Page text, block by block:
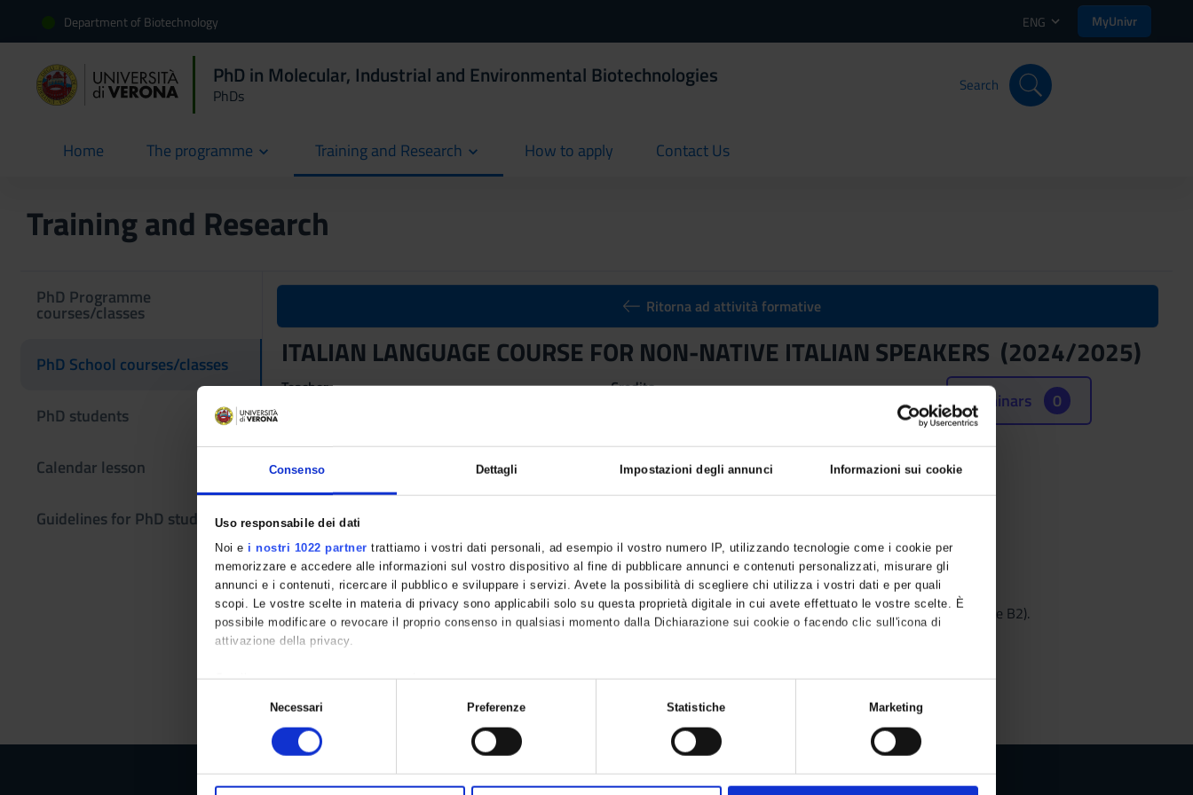
Consenso Dettagli Impostazioni degli annunci Informazioni sui cookie
Uso responsabile dei dati
Noi e i nostri 1022 partner trattiamo i vostri dati personali, ad esempio il vostro numero IP, utilizzando tecnologie come i cookie per
memorizzare e accedere alle informazioni sul vostro dispositivo al fine di pubblicare annunci e contenuti personalizzati, misurare gli
annunci e i contenuti, ricercare il pubblico e sviluppare i servizi. Avete la possibilità di scegliere chi utilizza i vostri dati e per quali
scopi. Le vostre scelte in materia di privacy sono applicabili solo su questa proprietà digitale in cui avete effettuato le vostre scelte. È
possibile modificare o revocare il proprio consenso in qualsiasi momento dalla Dichiarazione sui cookie o facendo clic sull'icona di
attivazione della privacy.
Con il tuo consenso, vorremmo anche:
raccogliere informazioni sulla tua posizione geografica, con un'approssimazione di qualche metro,
Approfondisci come vengono elaborati i tuoi dati personali e imposta le tue preferenze nella
. Puoi modificare o ritirare il
tuo consenso in qualsiasi momento dalla Dichiarazione sui cookie.
z
Necessari Preferenze Statistiche Marketing
Department of Biotechnology ENG MyUnivr
PhD in Molecular, Industrial and Environmental Biotechnologies
PhDs
Search
Home
current The programme Training and Research How to apply
current Contact Us
current
Training and Research
PhD Programme
courses/classes
PhD School courses/classes
PhD students
Calendar lesson
Guidelines for PhD students
Ritorna ad attività formative
ITALIAN LANGUAGE COURSE FOR NON-NATIVE ITALIAN SPEAKERS (2024/2025)
Teacher
Credits
Language
Italian
Class attendance
Free Choice
Location
VERONA
Seminars 0
Didactic methods
Il corso è organizzato dal CLA: Pagina dei corsi
Tra i corsi elencati, sceglierne uno che riporti l'indicazione "Scienze, Master, PhD e Ricercatori" (livelli disponibili A1, B1 e B2).
Solo questi corsi sono validi per ottenere i crediti!
Per ulteriori informazioni, scrivere a amministrazione-cla@ateneo.univr.it